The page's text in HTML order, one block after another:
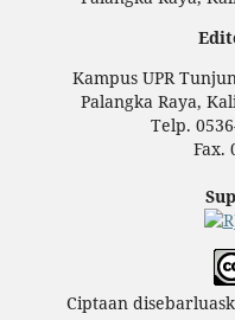
Kampus UPR
Palangka Raya,
Telp.
Fax.
Ciptaan